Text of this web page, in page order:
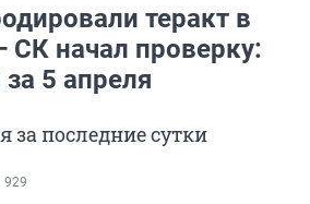
теракт в
СК начал проверку:
5 апреля
за последние сутки
929